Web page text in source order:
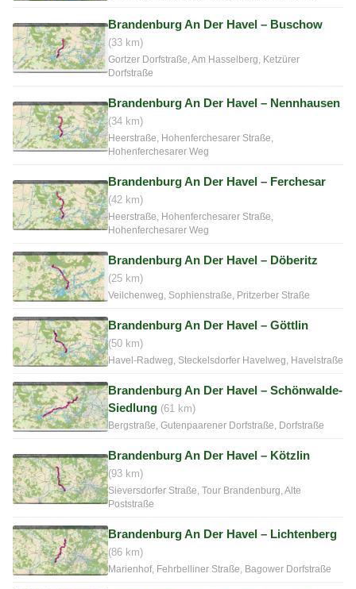
Brandenburg An Der Havel – Buschow
(33 km)
Gortzer Dorfstraße, Am Hasselberg, Ketzürer
Dorfstraße
Brandenburg An Der Havel – Nennhausen
(34 km)
Heerstraße, Hohenferchesarer Straße,
Hohenferchesarer Weg
Brandenburg An Der Havel – Ferchesar
(42 km)
Heerstraße, Hohenferchesarer Straße,
Hohenferchesarer Weg
Brandenburg An Der Havel – Döberitz
(25 km)
Veilchenweg, Sophienstraße, Pritzerber Straße
Brandenburg An Der Havel – Göttlin
(50 km)
Havel-Radweg, Steckelsdorfer Havelweg, Havelstraße
Brandenburg An Der Havel – Schönwalde-
Siedlung (61 km)
Bergstraße, Gutenpaarener Dorfstraße, Dorfstraße
Brandenburg An Der Havel – Kötzlin
(93 km)
Sieversdorfer Straße, Tour Brandenburg, Alte
Poststraße
Brandenburg An Der Havel – Lichtenberg
(86 km)
Marienhof, Fehrbelliner Straße, Bagower Dorfstraße